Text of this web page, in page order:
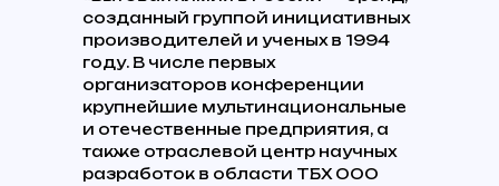
пакет участника
• Размещение логотипа на сайте
конференции, баннере, в
материалах конференции,
приглашении на конференцию
• Кофе-брейки, обед, праздничный
созданный группой инициативных
производителей и ученых в 1994
году. В числе первых
организаторов конференции
крупнейшие мультинациональные
и отечественные предприятия, а
также отраслевой центр научных
разработок в области ТБХ ООО